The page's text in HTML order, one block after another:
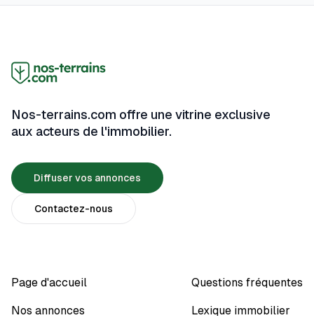
Nos-terrains.com offre une vitrine exclusive
aux acteurs de l'immobilier.
Diffuser vos annonces
Contactez-nous
Page d'accueil
Nos annonces
Questions fréquentes
Lexique immobilier